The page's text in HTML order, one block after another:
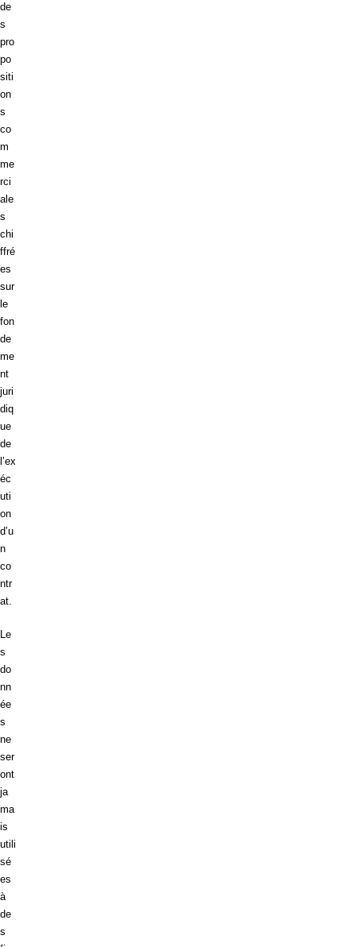
de
s
pro
po
siti
on
s
co
m
me
rci
ale
s
chi
ffré
es
sur
le
fon
de
me
nt
juri
diq
ue
de
l’ex
éc
uti
on
d’u
n
co
ntr
at.
Le
s
do
nn
ée
s
ne
ser
ont
ja
ma
is
utili
sé
es
à
de
s